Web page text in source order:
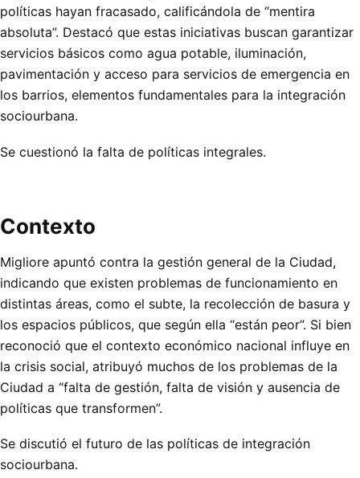
políticas hayan fracasado, calificándola de “mentira
absoluta”. Destacó que estas iniciativas buscan garantizar
servicios básicos como agua potable, iluminación,
pavimentación y acceso para servicios de emergencia en
los barrios, elementos fundamentales para la integración
sociourbana.
Se cuestionó la falta de políticas integrales.
Contexto
Migliore apuntó contra la gestión general de la Ciudad,
indicando que existen problemas de funcionamiento en
distintas áreas, como el subte, la recolección de basura y
los espacios públicos, que según ella “están peor”. Si bien
reconoció que el contexto económico nacional influye en
la crisis social, atribuyó muchos de los problemas de la
Ciudad a “falta de gestión, falta de visión y ausencia de
políticas que transformen”.
Se discutió el futuro de las políticas de integración
sociourbana.